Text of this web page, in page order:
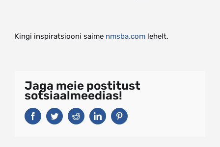
Kingi inspiratsiooni saime nmsba.com lehelt.
Jaga meie postitust
sotsiaalmeedias!
FacebookTwitterRedditLinkedInPinterest